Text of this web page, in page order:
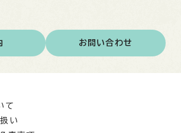
お問い合わせ
て
い